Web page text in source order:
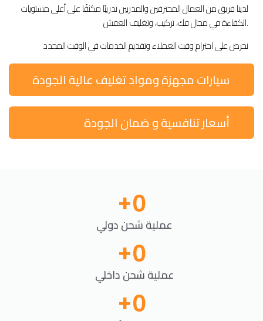
لدينا فريق من العمال المحترفين والمدربين تدريبًا مكثفًا على أعلى مستويات
الكفاءة في مجال فك، تركيب، وتغليف العفش.
نحرص على احترام وقت العملاء وتقديم الخدمات في الوقت المحدد
سيارات مجهزة ومواد تغليف عالية الجودة
أسعار تنافسية و ضمان الجودة
+0
عملية شحن دولي
+0
عملية شحن داخلي
+0